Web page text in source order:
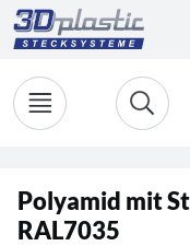
Polyamid mit
RAL7035